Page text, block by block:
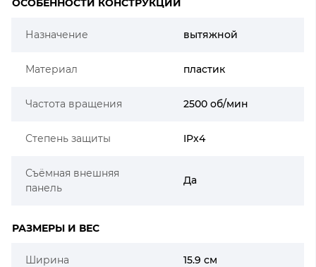
Назначение вытяжной
Материал пластик
Частота вращения 2500 об/мин
Степень защиты IPx4
Съёмная внешняя
панель
Да
РАЗМЕРЫ И ВЕС
Ширина 15.9 см